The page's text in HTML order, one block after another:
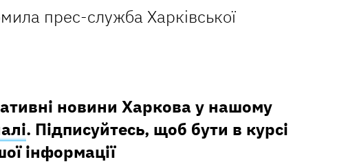
прес-служба Харківської
новини Харкова у нашому
. Підписуйтесь, щоб бути в курсі
інформації